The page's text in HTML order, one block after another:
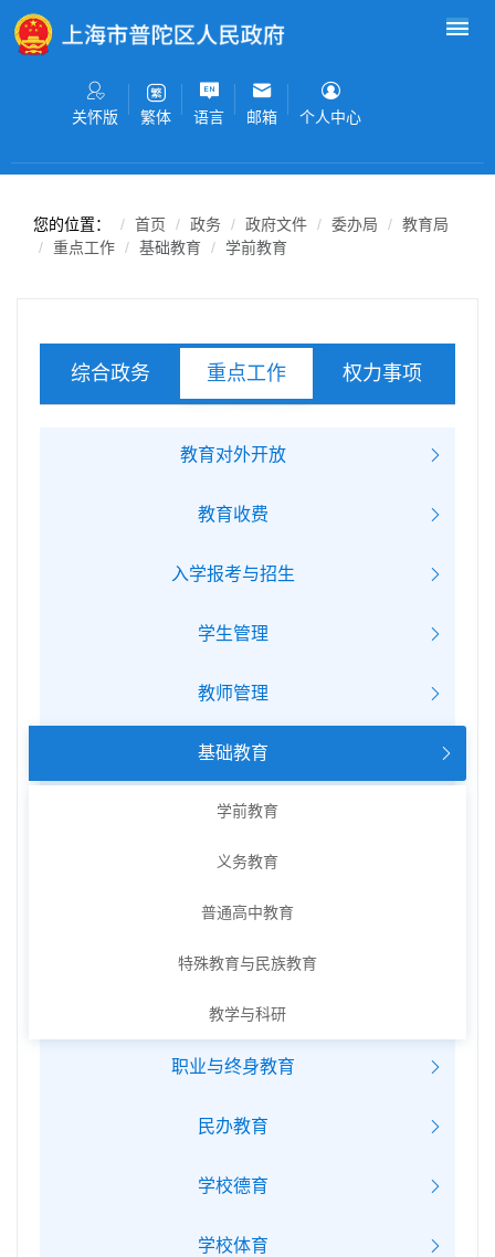
无障碍操作说明
关怀版 繁体 语言 邮箱 个人中心
您的位置： 首页 政务 政府文件 委办局
教育局
重点工作
基础教育 学前教育
综合政务 重点工作 权力事项
教育对外开放
教育收费
入学报考与招生
学生管理
教师管理
基础教育
学前教育
义务教育
普通高中教育
特殊教育与民族教育
教学与科研
职业与终身教育
民办教育
学校德育
学校体育